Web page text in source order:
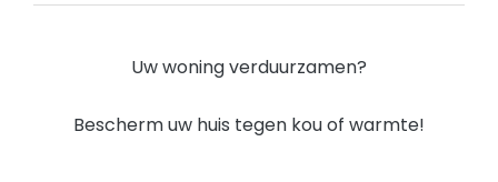
Uw woning verduurzamen?
Bescherm uw huis tegen kou of warmte!